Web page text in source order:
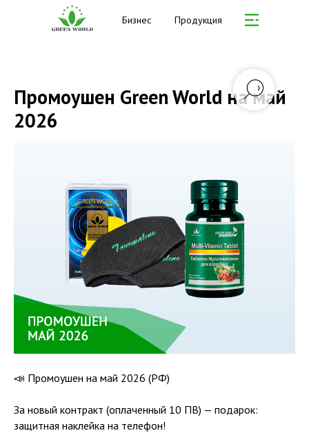
Бизнес Продукция
Промоушен Green World на май
2026
📣 Промоушен на май 2026 (РФ)
За новый контракт (оплаченный 10 ПВ) — подарок:
защитная наклейка на телефон!